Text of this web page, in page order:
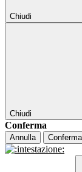
Chiudi
Chiudi
Conferma
Annulla Conferma